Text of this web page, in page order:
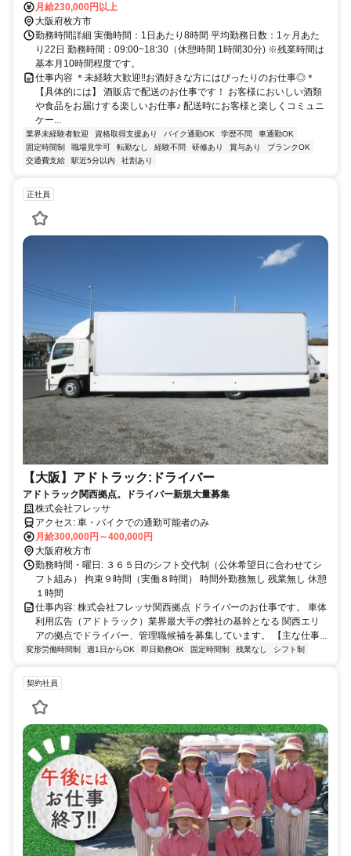
月給230,000円以上
大阪府枚方市
勤務時間詳細 実働時間：1日あたり8時間 平均勤務日数：1ヶ月あた
り22日 勤務時間：09:00~18:30（休憩時間 1時間30分) ※残業時間は
基本月10時間程度です。
仕事内容 ＊未経験大歓迎‼お酒好きな方にはぴったりのお仕事◎＊
【具体的には】 酒販店で配送のお仕事です！ お客様においしい酒類
や食品をお届けする楽しいお仕事♪ 配送時にお客様と楽しくコミュニ
ケー...
業界未経験者歓迎 資格取得支援あり バイク通勤OK 学歴不問
車通勤OK
固定時間制
職場見学可 転勤なし 経験不問 研修あり 賞与あり
ブランクOK
交通費支給
駅近5分以内 社割あり
正社員
【大阪】アドトラック:ドライバー
アドトラック関西拠点。ドライバー新規大量募集
株式会社フレッサ
アクセス: 車・バイクでの通勤可能者のみ
月給300,000円～400,000円
大阪府枚方市
勤務時間・曜日: ３６５日のシフト交代制（公休希望日に合わせてシ
フト組み） 拘束９時間（実働８時間） 時間外勤務無し 残業無し 休憩
１時間
仕事内容: 株式会社フレッサ関西拠点 ドライバーのお仕事です。 車体
利用広告（アドトラック）業界最大手の弊社の基幹となる 関西エリ
アの拠点でドライバー、管理職候補を募集しています。 【主な仕事...
変形労働時間制 週1日からOK 即日勤務OK 固定時間制 残業なし シフト制
契約社員